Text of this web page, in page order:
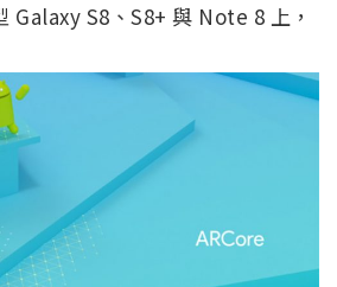
Galaxy S8、S8+ 與 Note 8 上，